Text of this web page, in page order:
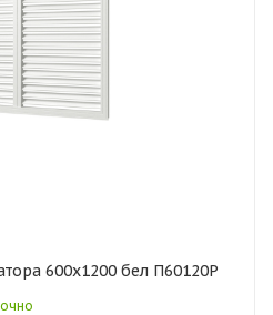
600х1200 бел П60120Р